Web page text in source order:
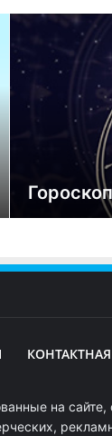
Гороскоп
на сайте,